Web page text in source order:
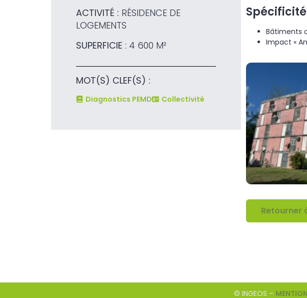
ACTIVITÉ : RÉSIDENCE DE
LOGEMENTS
SUPERFICIE : 4 600 M²
MOT(S) CLEF(S) :
Diagnostics PEMD Collectivité
Bâtiments
Impact «
Retourner
© INGEOS –